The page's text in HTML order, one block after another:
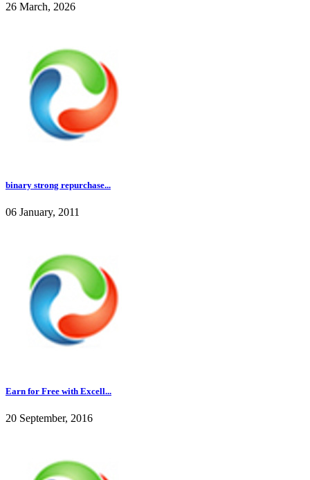
26 March, 2026
binary strong repurchase...
06 January, 2011
Earn for Free with Excell...
20 September, 2016